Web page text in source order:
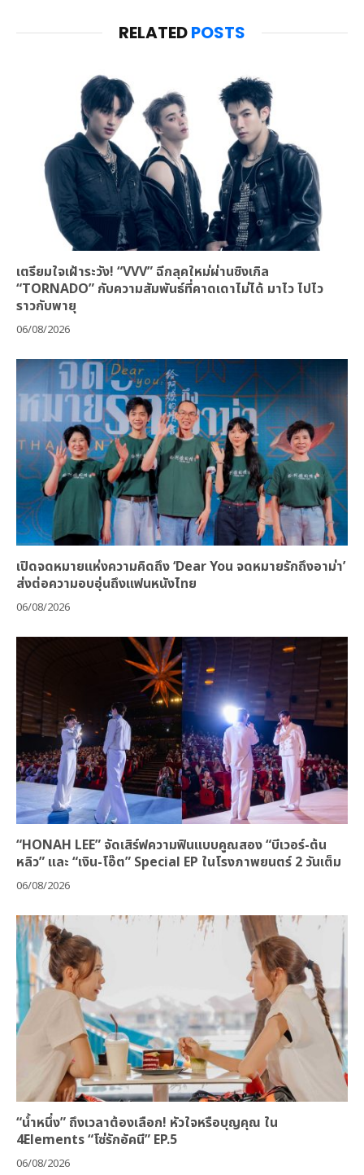
RELATEDPOSTS
เตรียมใจเฝ้าระวัง! “VVV” ฉีกลุคใหม่ผ่านซิงเกิล
“TORNADO” กับความสัมพันธ์ที่คาดเดาไม่ได้ มาไว ไปไว
ราวกับพายุ
06/08/2026
เปิดจดหมายแห่งความคิดถึง ‘Dear You จดหมายรักถึงอาม่า’
ส่งต่อความอบอุ่นถึงแฟนหนังไทย
06/08/2026
“HONAH LEE” จัดเสิร์ฟความฟินแบบคูณสอง “บีเวอร์-ต้น
หลิว” และ “เงิน-โอ๊ต” Special EP ในโรงภาพยนตร์ 2 วันเต็ม
06/08/2026
“น้ำหนึ่ง” ถึงเวลาต้องเลือก! หัวใจหรือบุญคุณ ใน
4Elements “โซ่รักอัคนี” EP.5
06/08/2026